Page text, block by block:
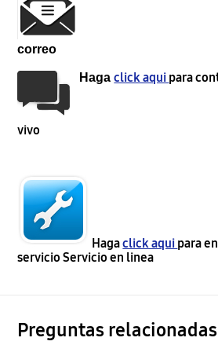
correo
Hagaclick aqui para
vivo
Hagaclick aqui para
servicio Servicio en linea
Preguntas relacionadas